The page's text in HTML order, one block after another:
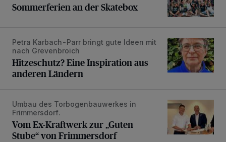
Sommerferien an der Skatebox
Hitzeschutz? Eine Inspiration aus anderen Ländern
Petra Karbach-Parr bringt gute Ideen mit
nach Grevenbroich
Hitzeschutz? Eine Inspiration aus
anderen Ländern
Vom Ex-Kraftwerk zur „Guten Stube“ von Frimmersdorf
Umbau des Torbogenbauwerkes in
Frimmersdorf.
Vom Ex-Kraftwerk zur „Guten
Stube“ von Frimmersdorf